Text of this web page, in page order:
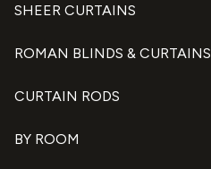
SHEER CURTAINS
ROMAN BLINDS & CURTAINS
CURTAIN RODS
BY ROOM